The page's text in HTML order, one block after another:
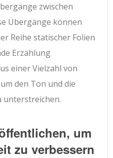
zwischen
Übergänge können
Reihe statischer Folien
Erzählung
einer Vielzahl von
den Ton und die
unterstreichen.
um
zu verbessern